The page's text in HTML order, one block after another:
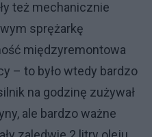
też mechanicznie
sprężarkę
międzyremontowa
– to było wtedy bardzo
na godzinę zużywał
ale bardzo ważne